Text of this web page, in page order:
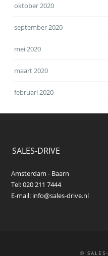
oktober 2020
september 2020
mei 2020
maart 2020
februari 2020
SALES-DRIVE
Amsterdam - Baarn
Tel: 020 211 7444
E-mail: info@sales-drive.nl
©